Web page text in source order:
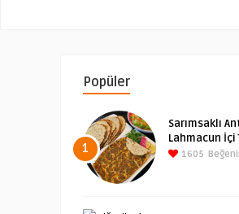
Popüler
1
Sarımsaklı
Lahmacun İçi
1605 Beğeni!